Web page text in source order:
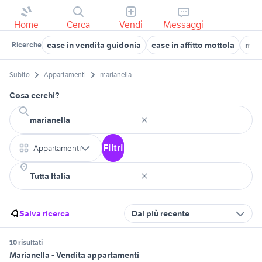
Home Cerca Vendi Messaggi
Ricerche case in vendita guidonia case in affitto mottola
Subito Appartamenti marianella
Cosa cerchi?
Appartamenti Filtri
Salva ricerca Dal più recente
10 risultati
Marianella - Vendita appartamenti